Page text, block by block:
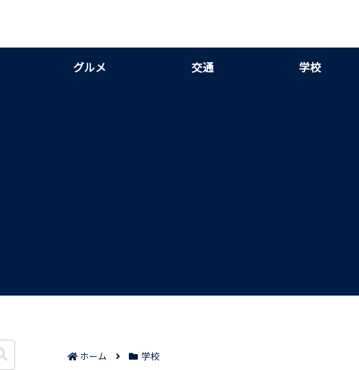
グルメ 交通 学校
ホーム 学校